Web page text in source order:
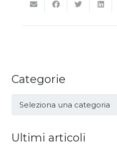
Categorie
Categorie
Ultimi articoli